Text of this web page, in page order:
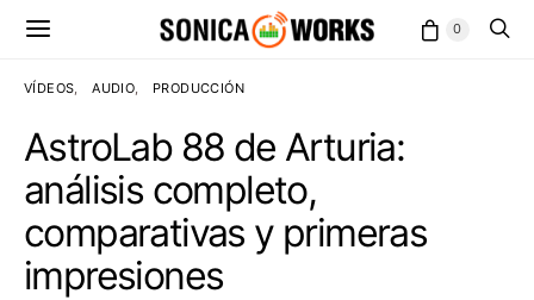
0
VÍDEOS AUDIO PRODUCCIÓN
AstroLab 88 de Arturia:
análisis completo,
comparativas y primeras
impresiones